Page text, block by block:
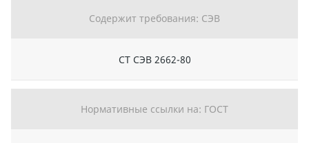
Содержит требования: СЭВ
СТ СЭВ 2662-80
Нормативные ссылки на: ГОСТ